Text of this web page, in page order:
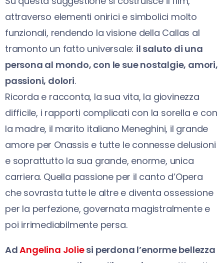
attraverso elementi onirici e simbolici molto
funzionali, rendendo la visione della Callas al
tramonto un fatto universale: il saluto di una
persona al mondo, con le sue nostalgie, amori,
passioni, dolori.
Ricorda e racconta, la sua vita, la giovinezza
difficile, i rapporti complicati con la sorella e con
la madre, il marito italiano Meneghini, il grande
amore per Onassis e tutte le connesse delusioni
e soprattutto la sua grande, enorme, unica
carriera. Quella passione per il canto d’Opera
che sovrasta tutte le altre e diventa ossessione
per la perfezione, governata magistralmente e
poi irrimediabilmente persa.
AdAngelina Joliesi perdona l’enorme bellezza